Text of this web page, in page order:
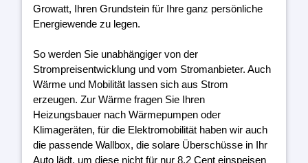
Growatt, Ihren Grundstein für Ihre ganz persönliche
Energiewende zu legen.
So werden Sie unabhängiger von der
Strompreisentwicklung und vom Stromanbieter. Auch
Wärme und Mobilität lassen sich aus Strom
erzeugen. Zur Wärme fragen Sie Ihren
Heizungsbauer nach Wärmepumpen oder
Klimageräten, für die Elektromobilität haben wir auch
die passende Wallbox, die solare Überschüsse in Ihr
Auto lädt, um diese nicht für nur 8,2 Cent einspeisen